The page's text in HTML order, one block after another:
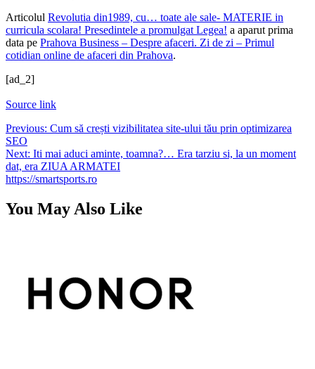
Articolul Revolutia din1989, cu… toate ale sale- MATERIE in
curricula scolara! Presedintele a promulgat Legea! a aparut prima
data pe Prahova Business – Despre afaceri. Zi de zi – Primul
cotidian online de afaceri din Prahova.
[ad_2]
Source link
Navigare
în
articole
Previous: Cum să crești vizibilitatea site-ului tău prin optimizarea
SEO
Next: Iti mai aduci aminte, toamna?… Era tarziu si, la un moment
dat, era ZIUA ARMATEI
https://smartsports.ro
You May Also Like